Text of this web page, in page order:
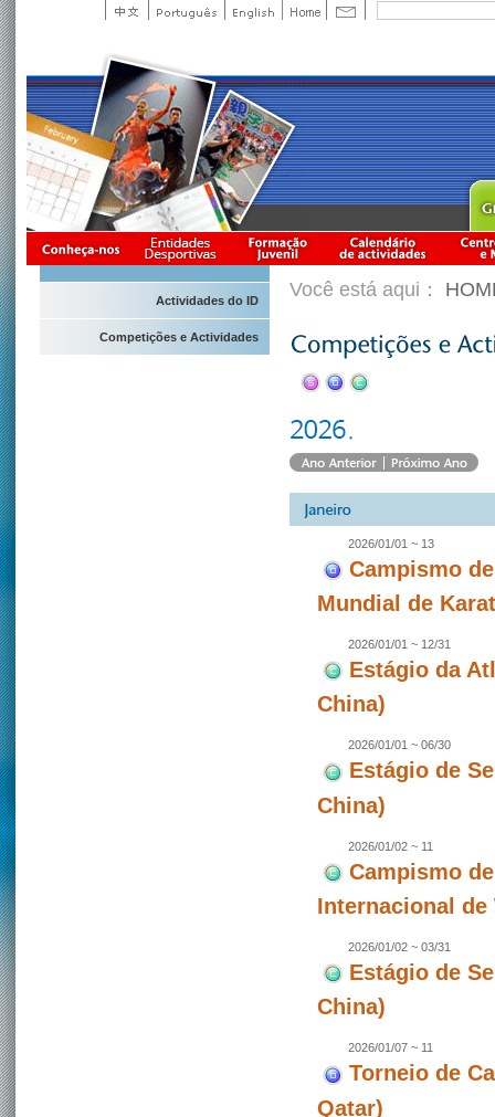
Actividades do ID
Competições e Actividades
Você está aqui：
2026/01/01 ~ 13
Campismo
Mundial de
2026/01/01 ~ 12/31
Estágio da
China)
2026/01/01 ~ 06/30
Estágio de
China)
2026/01/02 ~ 11
Campismo
Internacional de
2026/01/02 ~ 03/31
Estágio de
China)
2026/01/07 ~ 11
Torneio de
Qatar)